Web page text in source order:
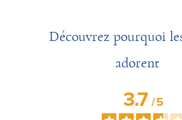
Découvrez pourquoi
adorent
3.7/5